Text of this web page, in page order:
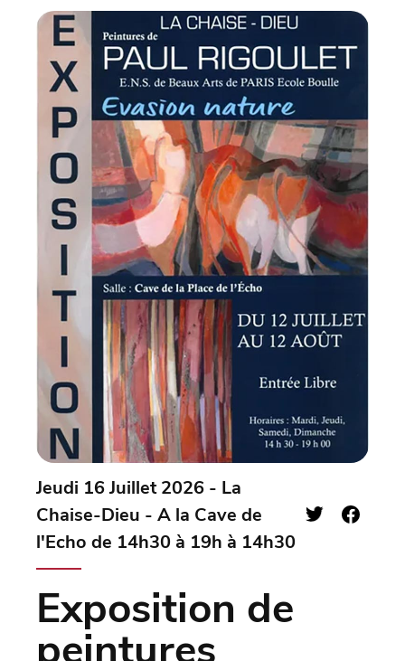
Jeudi 16 Juillet 2026 - La
Chaise-Dieu - A la Cave de
l'Echo de 14h30 à 19h à 14h30
Exposition de
peintures